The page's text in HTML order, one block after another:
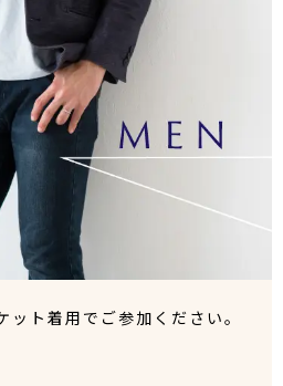
ト着用でご参加ください。